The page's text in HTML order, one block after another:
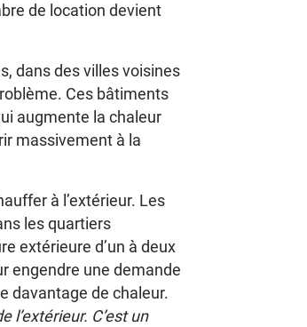
de location devient
dans des villes voisines
Ces bâtiments
augmente la chaleur
massivement à la
à l’extérieur. Les
les quartiers
extérieure d’un à deux
engendre une demande
davantage de chaleur.
l’extérieur. C’est un